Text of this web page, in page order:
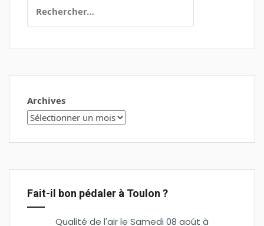
Archives
Fait-il bon pédaler à Toulon ?